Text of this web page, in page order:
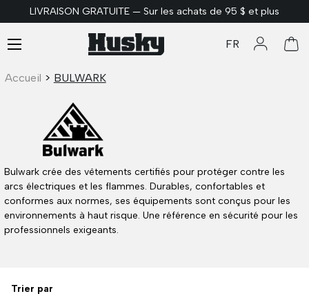
ALLER AU CONTENU
LIVRAISON GRATUITE — Sur les achats de 95 $ et plus
FR Se
Accueil > BULWARK
Bulwark crée des vêtements certifiés pour protéger contre les
arcs électriques et les flammes. Durables, confortables et
conformes aux normes, ses équipements sont conçus pour les
environnements à haut risque. Une référence en sécurité pour les
professionnels exigeants.
Trier par